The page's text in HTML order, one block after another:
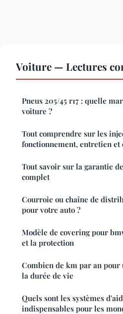
Voiture — Lectures
Pneus 205/45 r17 : quelle
voiture ?
Tout comprendre sur les
fonctionnement, entretien et
Tout savoir sur la garantie
complet
Courroie ou chaîne de
pour votre auto ?
Modèle de covering pour
et la protection
Combien de km par an
la durée de vie
Quels sont les systèmes
indispensables pour les